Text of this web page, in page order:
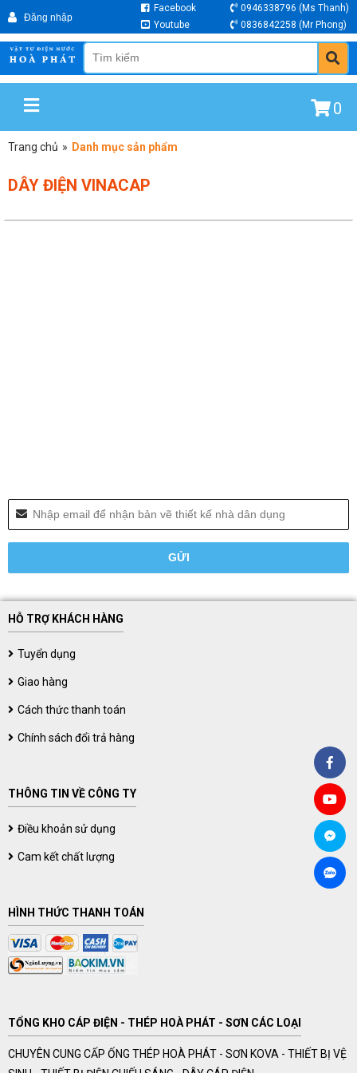
Facebook
Youtube
0946338796 (Ms Thanh)
0836842258 (Mr Phong)
0
Trang chủ » Danh mục sản phẩm
DÂY ĐIỆN VINACAP
HỖ TRỢ KHÁCH HÀNG
Tuyển dụng
Giao hàng
Cách thức thanh toán
Chính sách đổi trả hàng
THÔNG TIN VỀ CÔNG TY
Điều khoản sử dụng
Cam kết chất lượng
HÌNH THỨC THANH TOÁN
TỔNG KHO CÁP ĐIỆN - THÉP HOÀ PHÁT - SƠN CÁC LOẠI
CHUYÊN CUNG CẤP ỐNG THÉP HOÀ PHÁT - SƠN KOVA - THIẾT BỊ VỆ